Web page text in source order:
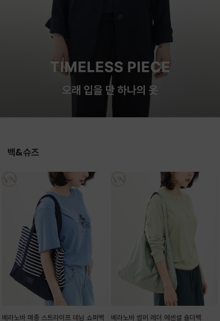
백&슈즈
베라노바 메종 스트라이프 데님 쇼퍼백 베라노바 썸머 레더 에센셜 숄더백